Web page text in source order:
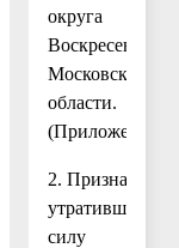
округа
Воскресенск
Московской
области.
(Приложение.)
2. Признать
утратившим
силу